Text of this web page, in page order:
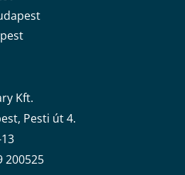
Kft.
Pesti út 4.
200525